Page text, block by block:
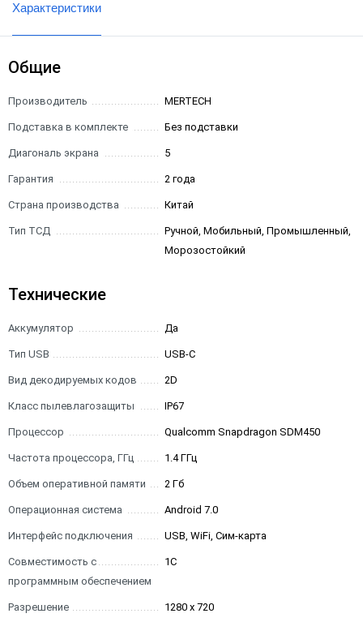
Характеристики
Общие
Производитель MERTECH
Подставка в комплекте Без подставки
Диагональ экрана 5
Гарантия 2 года
Страна производства Китай
Тип ТСД
Ручной, Мобильный, Промышленный,
Морозостойкий
Технические
Аккумулятор Да
Тип USB USB-C
Вид декодируемых кодов 2D
Класс пылевлагозащиты IP67
Процессор Qualcomm Snapdragon SDM450
Частота процессора, ГГц 1.4 ГГц
Объем оперативной памяти 2 Гб
Операционная система Android 7.0
Интерфейс подключения USB, WiFi, Сим-карта
Совместимость с
программным обеспечением
1С
Разрешение 1280 x 720